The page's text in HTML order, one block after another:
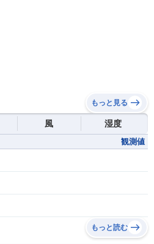
もっと見る
風 湿度
観測値
もっと読む